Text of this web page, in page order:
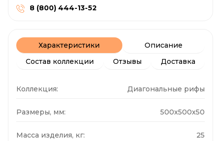
8 (800) 444-13-52
Характеристики
Описание
Состав коллекции
Отзывы Доставка
Коллекция: Диагональные рифы
Размеры, мм: 500x500x50
Масса изделия, кг: 25